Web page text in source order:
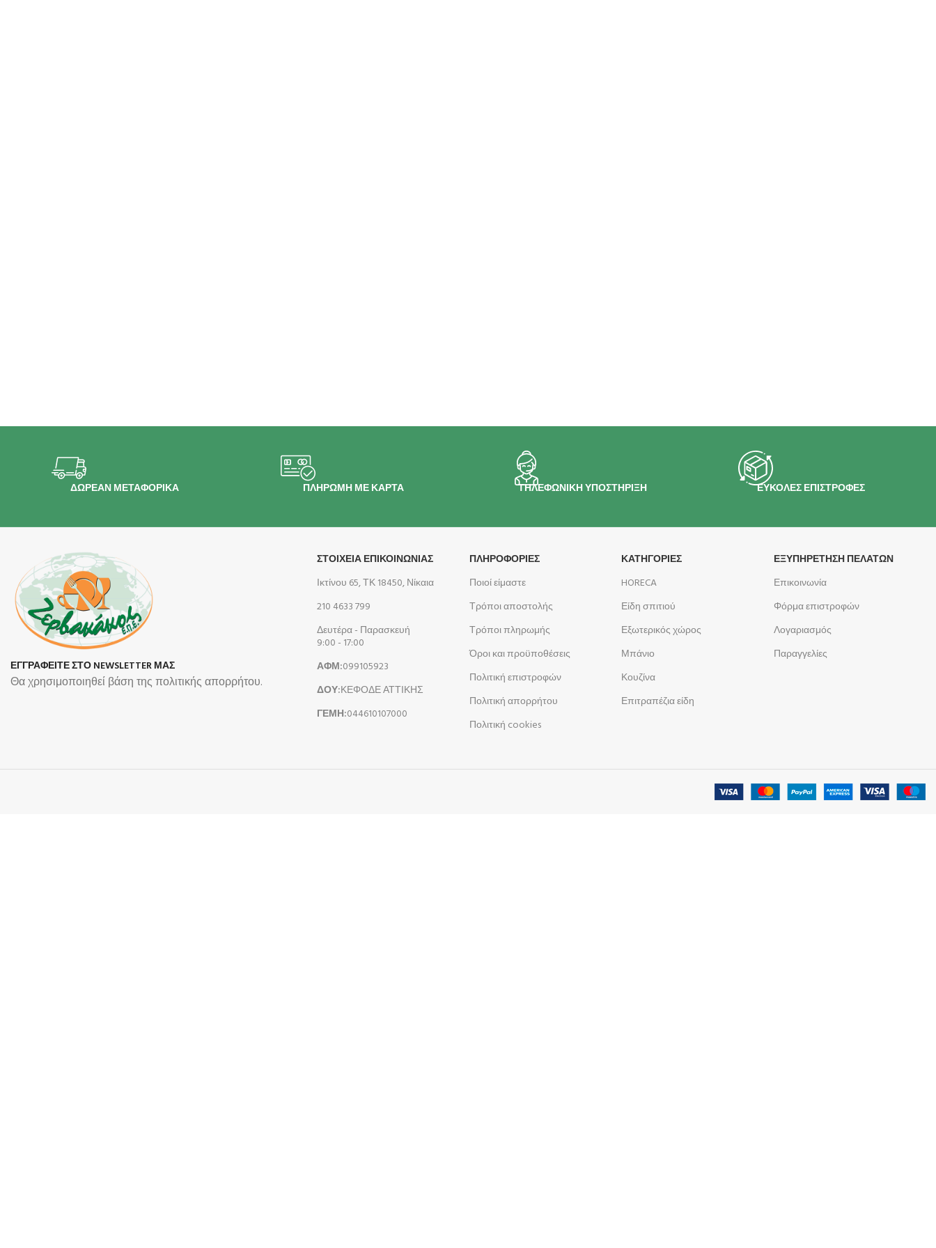
ΔΩΡΕΑΝ ΜΕΤΑΦΟΡΙΚΑ ΠΛΗΡΩΜΗ ΜΕ ΚΑΡΤΑ ΤΗΛΕΦΩΝΙΚΗ ΥΠΟΣΤΗΡΙΞΗ ΕΥΚΟΛΕΣ ΕΠΙΣΤΡΟΦΕΣ
ΕΓΓΡΑΦΕΙΤΕ ΣΤΟ NEWSLETTER ΜΑΣ
Θα χρησιμοποιηθεί βάση της πολιτικής απορρήτου.
ΣΤΟΙΧΕΙΑ ΕΠΙΚΟΙΝΩΝΙΑΣ
Ικτίνου 65, ΤΚ 18450, Νίκαια
210 4633 799
Δευτέρα - Παρασκευή
9:00 - 17:00
ΑΦΜ:099105923
ΔΟΥ:ΚΕΦΟΔΕ ΑΤΤΙΚΗΣ
ΓΕΜΗ:044610107000
ΠΛΗΡΟΦΟΡΊΕΣ
Ποιοί είμαστε
Τρόποι αποστολής
Τρόποι πληρωμής
Όροι και προϋποθέσεις
Πολιτική επιστροφών
Πολιτική απορρήτου
Πολιτική cookies
ΚΑΤΗΓΟΡΙΕΣ
HORECA
Είδη σπιτιού
Εξωτερικός χώρος
Μπάνιο
Κουζίνα
Επιτραπέζια είδη
ΕΞΥΠΗΡΕΤΗΣΗ ΠΕΛΑΤΩΝ
Επικοινωνία
Φόρμα επιστροφών
Λογαριασμός
Παραγγελίες